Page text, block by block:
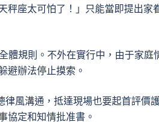
秤座太可怕了！」只能當即提出家
體規則。不外在實行中，由于家庭
避辦法停止摸索。
律風溝通，抵達現場也要起首評價
協定和知情批准書。